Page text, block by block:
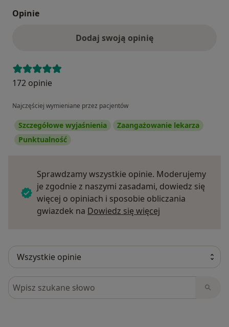
Opinie
Dodaj swoją opinię
172 opinie
Najczęściej wymieniane przez pacjentów
Szczegółowe wyjaśnienia
Zaangażowanie lekarza
Punktualność
Sprawdzamy wszystkie opinie. Moderujemy
je zgodnie z naszymi zasadami, dowiedz się
więcej o opiniach i sposobie obliczania
gwiazdek na Dowiedz się więcej
Szukaj w opiniach